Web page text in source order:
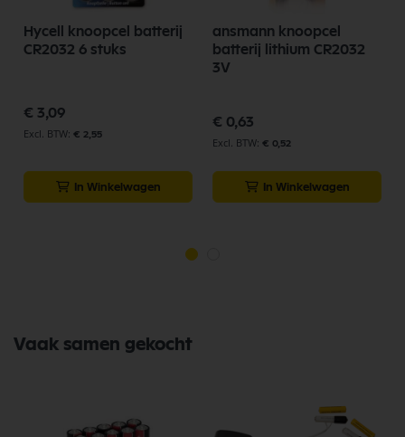
Hycell knoopcel batterij
CR2032 6 stuks
€ 3,09
€ 2,55
In Winkelwagen
ansmann knoopcel
batterij lithium CR2032
3V
€ 0,63
€ 0,52
In Winkelwagen
Vaak samen gekocht